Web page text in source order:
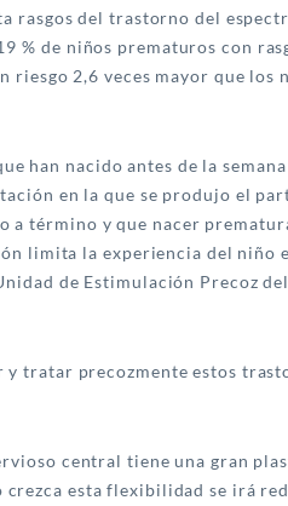
rasgos del trastorno del
% de niños prematuros con
riesgo 2,6 veces mayor que
han nacido antes de la
en la que se produjo el
término y que nacer
limita la experiencia del
de Estimulación Precoz
tratar precozmente estos
central tiene una gran
crezca esta flexibilidad se irá